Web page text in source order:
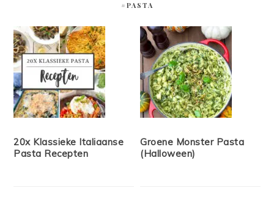
#PASTA
20x Klassieke Italiaanse
Pasta Recepten
Groene Monster Pasta
(Halloween)